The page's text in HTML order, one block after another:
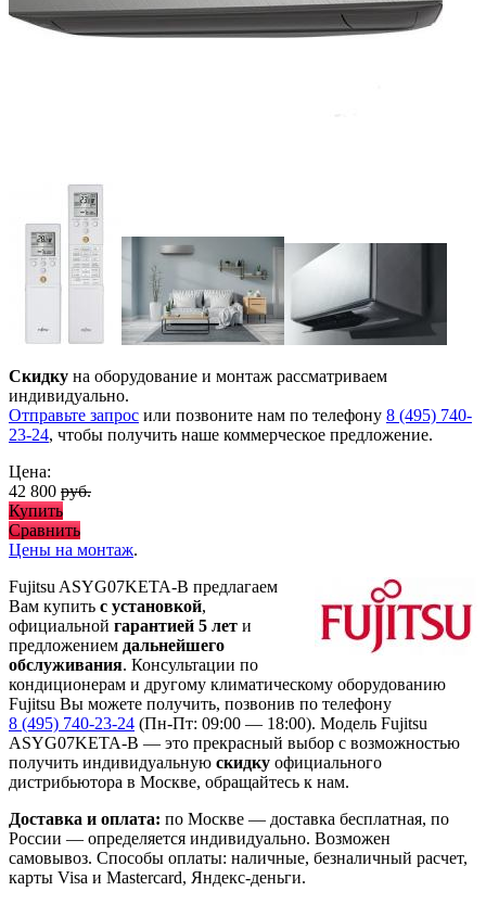
Скидку на оборудование и монтаж рассматриваем
индивидуально.
Отправьте запрос или позвоните нам по телефону 8 (495) 740-
23-24, чтобы получить наше коммерческое предложение.
Цена:
42 800 руб.
Купить
Сравнить
Цены на монтаж.
Fujitsu ASYG07KETA-B предлагаем
Вам купить с установкой,
официальной гарантией 5 лет и
предложением дальнейшего
обслуживания. Консультации по
кондиционерам и другому климатическому оборудованию
Fujitsu Вы можете получить, позвонив по телефону
8 (495) 740-23-24 (Пн-Пт: 09:00 — 18:00). Модель Fujitsu
ASYG07KETA-B — это прекрасный выбор с возможностью
получить индивидуальную скидку официального
дистрибьютора в Москве, обращайтесь к нам.
Доставка и оплата: по Москве — доставка бесплатная, по
России — определяется индивидуально. Возможен
самовывоз. Способы оплаты: наличные, безналичный расчет,
карты Visa и Mastercard, Яндекс-деньги.